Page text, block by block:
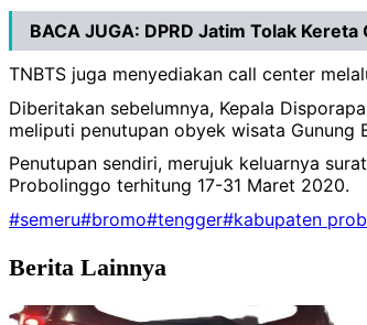
BACA JUGA: DPRD Jatim Tolak
TNBTS juga menyediakan call center
Diberitakan sebelumnya, Kepala
meliputi penutupan obyek wisata Gunung
Penutupan sendiri, merujuk keluarnya
Probolinggo terhitung 17-31 Maret 2020.
#semeru#bromo#tengger#kabupaten
Berita Lainnya